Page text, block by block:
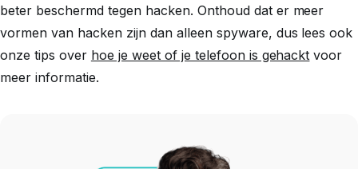
beter beschermd tegen hacken. Onthoud dat er meer
vormen van hacken zijn dan alleen spyware, dus lees ook
onze tips over hoe je weet of je telefoon is gehackt voor
meer informatie.